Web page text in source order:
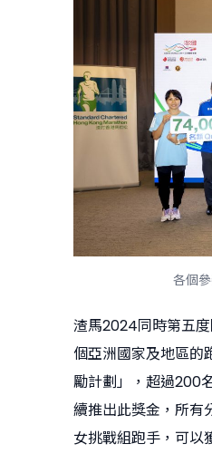
各個
渣馬2024同時第五
個亞洲國家及地區的
勵計劃」，超過200
續推出此獎金，所有
女挑戰組跑手，可以